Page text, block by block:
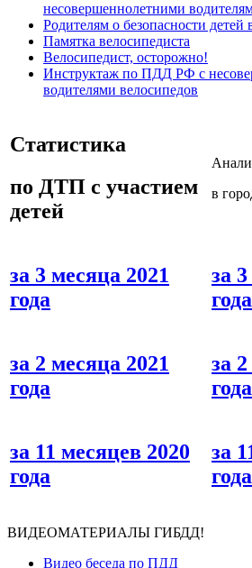
несовершеннолетними
Родителям о безопасности детей
Памятка велосипедиста
Велосипедист, осторожно!
Инструктаж по ПДД РФ с
водителями велосипедов
Статистика
по ДТП с участием
детей
в
за 3 месяца 2021
года
за
года
за 2 месяца 2021
года
за
года
за 11 месяцев 2020
года
за
года
ВИДЕОМАТЕРИАЛЫ ГИБДД!
Видео беседа по ПДД